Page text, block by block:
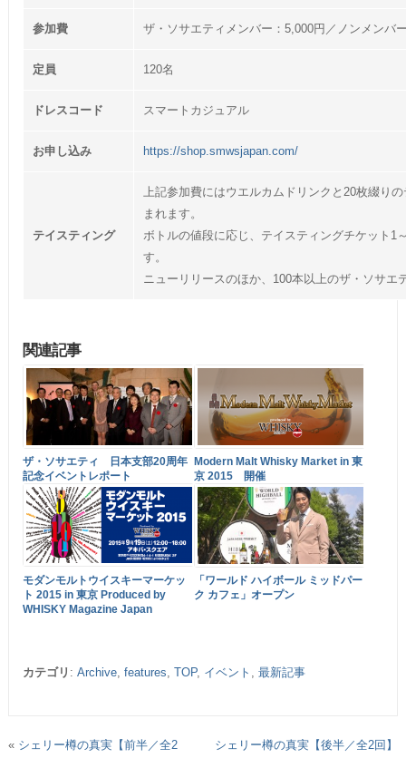
参加費 ザ・ソサエティメンバー：5,000円／ノンメンバ
定員 120名
ドレスコード スマートカジュアル
お申し込み https://shop.smwsjapan.com/
テイスティング
上記参加費にはウエルカムドリンクと20枚綴り
まれます。
ボトルの値段に応じ、テイスティングチケット1
す。
ニューリリースのほか、100本以上のザ・ソサエ
関連記事
ザ・ソサエティ 日本支部20周年
記念イベントレポート
Modern Malt Whisky Market in 東
京 2015 開催
モダンモルトウイスキーマーケッ
ト 2015 in 東京 Produced by
WHISKY Magazine Japan
「ワールド ハイボール ミッドパー
ク カフェ」オープン
カテゴリ : Archive, features TOP, イベント 最新記事
« シェリー樽の真実【前半／全2
シェリー樽の真実【後半／全2回】